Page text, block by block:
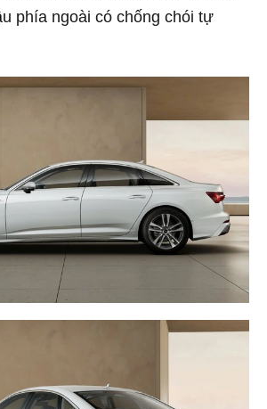
phía ngoài có chống chói tự